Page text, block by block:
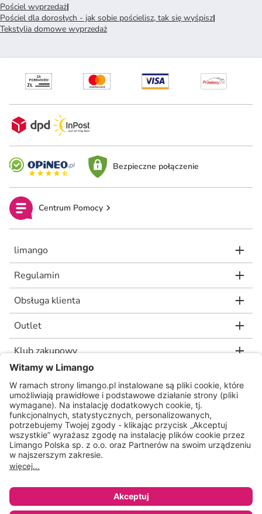
Pościel wyprzedaż|
Pościel dla dorosłych - jak sobie pościelisz, tak się wyśpisz|
Tekstylia domowe wyprzedaż
Bezpieczne połączenie
Centrum Pomocy
limango
Regulamin
Obsługa klienta
Outlet
Klub zakupowy
limango.de limango.nl